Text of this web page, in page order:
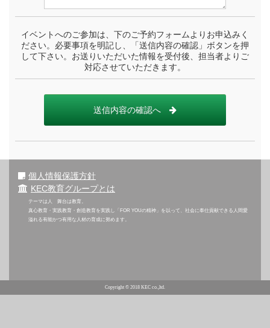
イベントへのご参加は、下のご予約フォームよりお申込みく
ださい。必要事項を明記し、「送信内容の確認」ボタンを押
して下さい。お送りいただいた情報を受付後、担当者よりご
対応させていただきます。
送信内容の確認へ
個人情報保護方針
KEC教育グループとは
テーマは人 舞台は教育。
真心教育・実践教育・創造教育を実践し「FOR YOUの精神」を以って、社会に奉仕貢献できる人間愛
溢れる有能かつ有用な人材の育成に努めます。
Copyright © 2018 KEC co.,ltd.